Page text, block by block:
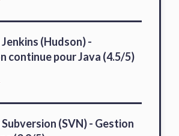
(Hudson) -
continue pour Java (4.5/5)
(SVN) - Gestion